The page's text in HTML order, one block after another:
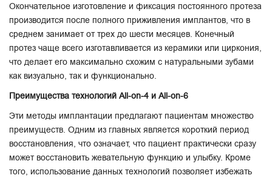
Окончательное изготовление и фиксация постоянного протеза
производится после полного приживления имплантов, что в
среднем занимает от трех до шести месяцев. Конечный
протез чаще всего изготавливается из керамики или циркония,
что делает его максимально схожим с натуральными зубами
как визуально, так и функционально.
Преимущества технологий All-on-4 и All-on-6
Эти методы имплантации предлагают пациентам множество
преимуществ. Одним из главных является короткий период
восстановления, что означает, что пациент практически сразу
может восстановить жевательную функцию и улыбку. Кроме
того, использование данных технологий позволяет избежать